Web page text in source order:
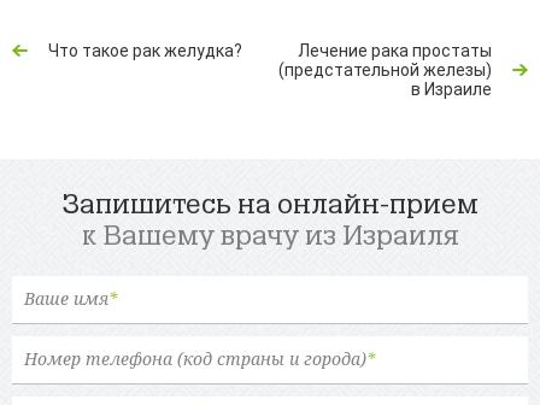
Что такое рак желудка?
Лечение рака простаты
(предстательной железы)
в Израиле
Запишитесь на онлайн-прием
к Вашему врачу из Израиля
Ваше имя*
Номер телефона (код страны и города)*